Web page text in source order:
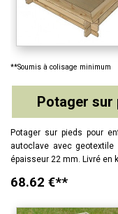
**Soumis à colisage minimum
Potager sur
Potager sur pieds pour
autoclave avec
épaisseur 22 mm. Livré en
68.62 €**